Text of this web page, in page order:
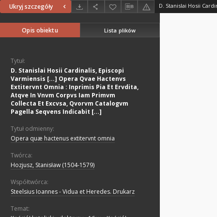
Ukryj szczegóły
Opis obiektu Lista plików
Tytuł:
D. Stanislai Hosii Cardinalis, Episcopi
Varmiensis [...] Opera Qvae Hactenvs
Extitervnt Omnia : Inprimis Pia Et Ervdita,
Atqve In Vnvm Corpvs Iam Primvm
Collecta Et Excvsa, Qvorvm Catalogvm
Pagella Seqvens Indicabit [...]
Tytuł odmienny:
Opera quæ hactenus extitervnt omnia
Twórca:
Hozjusz, Stanisław (1504-1579)
Współtwórca:
Steelsius Ioannes - Vidua et Heredes. Drukarz
Temat: